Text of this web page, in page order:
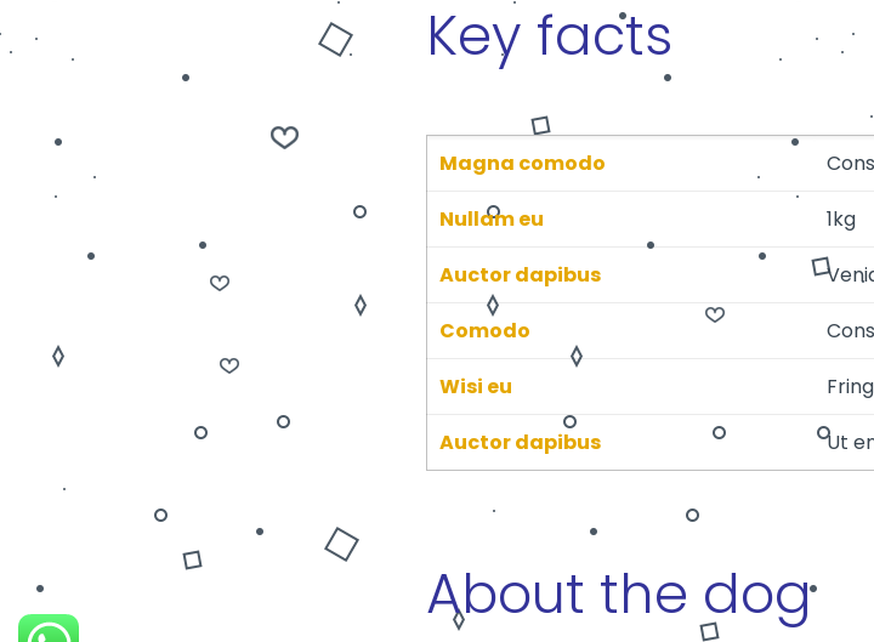
Key facts
Magna comodo
Nullam eu
1kg
Auctor dapibus
Comodo
Wisi eu
Auctor dapibus
Ut
About the dog